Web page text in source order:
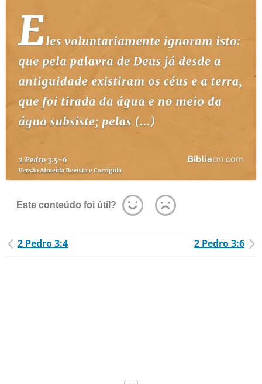
Este conteúdo foi útil?
2 Pedro 3:4 2 Pedro 3:6